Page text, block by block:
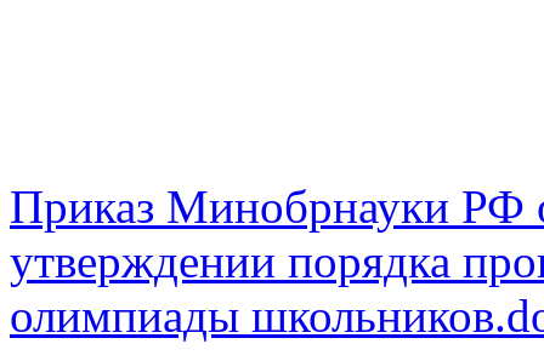
Приказ Минобрнауки РФ
утверждении порядка
олимпиады